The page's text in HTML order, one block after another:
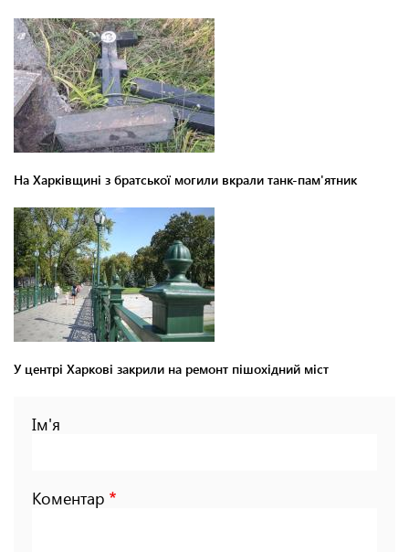
На Харківщині з братської могили вкрали танк-пам'ятник
У центрі Харкові закрили на ремонт пішохідний міст
Ім'я
Коментар